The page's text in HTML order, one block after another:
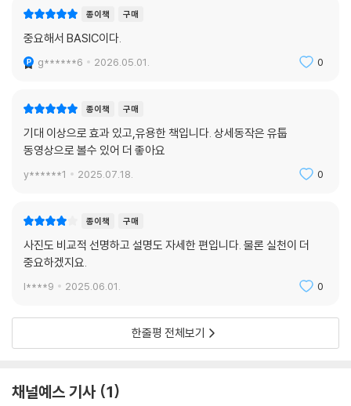
런지 | 294
스쿼트의 부족함을 채워주는 런지의 매력 | 294
05 제자리 런지 | 296
07 프론트 런지 | 300
08 백 런지 | 302
09 사이드 투 사이드 런지 | 304
푸시업을 할 수 없다면 어깨 재활은 아직 끝난 게 아니다 | 306
10 웨이브 무릎 푸시업 | 309
11 네거티브 무릎 푸시업 & 웨이브 무릎 푸시업 | 310
12 무릎 푸시업 | 311
푸시업의 흔한 실수 다섯 가지 | 314
에필로그 이제 여러분만의 레시피로 운동을 만들어 보세요 | 318
이 고스란히 담긴 이 책은 제가 담당하는 회원분들에게도 자신 있게 추천
드립니다. 트레이너가 인정하는 진짜 트레이너의 진가가 담긴 이 책, 꼭 읽
- 우현아 (전 배구선수출신 , 온핏 필라테스 원장)
데스런 기능성운동 베이직은 인간의 기능에 대한 기초적인 내용을 이해하
기 쉽게 다루고 있고 모든 사람들에게 좋은 참고서 및 영감을 주기에 부족
함이 없는 책이다. 지구상에 이보다 좋은 트레이닝 방법을 쉽게 정리해놓
은 책은 없다고 생각될 정도이다!
운동 정보가 넘쳐나는 시대, 중요한 것은 나에게 맞는 운동을 제대로 선택
하고 지속하는 것입니다. 건강을 위해 좋은 음식을 고르듯이, 내 몸에 맞는
지하는 비결입니다. 이 책은 운동을 처음 시작하는 사람부터 전문적으로
운동을 시작할 때 우리는 종종 많은 고민에 빠지게 됩니다. 정보의 홍수 속
종이책 구매
중요해서 BASIC이다.
g******6 2026.05.01. 0
종이책 구매
기대 이상으로 효과 있고,유용한 책입니다. 상세동작은 유툽
동영상으로 볼수 있어 더 좋아요
y******1 2025.07.18. 0
종이책 구매
사진도 비교적 선명하고 설명도 자세한 편입니다. 물론 실천이 더
중요하겠지요.
l****9 2025.06.01. 0
한줄평 전체보기
채널예스 기사 1